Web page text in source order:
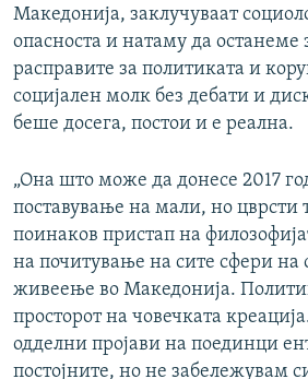
Македонија, заклучуваат
опасноста и натаму да останеме
расправите за политиката и
социјален молк без дебати и
беше досега, постои и е реална.
„Она што може да донесе 2017
поставување на мали, но цврсти
поинаков пристап на
на почитување на сите сфери на
живеење во Македонија.
просторот на човечката
одделни пројави на поединци
постојните, но не забележувам